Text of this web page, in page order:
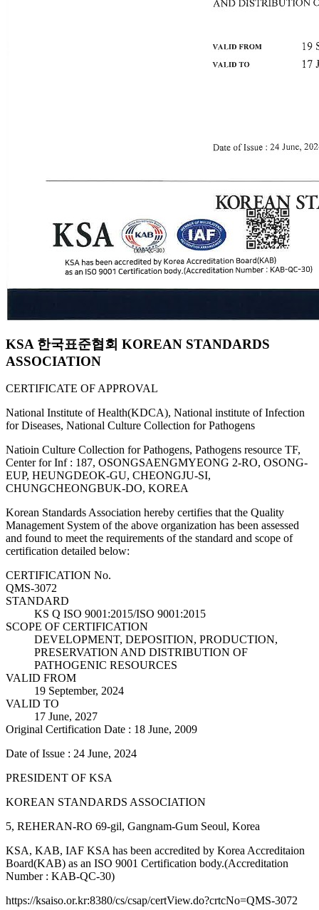
KSA 한국표준협회 KOREAN STANDARDS
ASSOCIATION
CERTIFICATE OF APPROVAL
National Institute of Health(KDCA), National institute of Infection
for Diseases, National Culture Collection for Pathogens
Natioin Culture Collection for Pathogens, Pathogens resource TF,
Center for Inf : 187, OSONGSAENGMYEONG 2-RO, OSONG-
EUP, HEUNGDEOK-GU, CHEONGJU-SI,
CHUNGCHEONGBUK-DO, KOREA
Korean Standards Association hereby certifies that the Quality
Management System of the above organization has been assessed
and found to meet the requirements of the standard and scope of
certification detailed below:
CERTIFICATION No.
QMS-3072
STANDARD
KS Q ISO 9001:2015/ISO 9001:2015
SCOPE OF CERTIFICATION
DEVELOPMENT, DEPOSITION, PRODUCTION,
PRESERVATION AND DISTRIBUTION OF
PATHOGENIC RESOURCES
VALID FROM
19 September, 2024
VALID TO
17 June, 2027
Original Certification Date : 18 June, 2009
Date of Issue : 24 June, 2024
PRESIDENT OF KSA
KOREAN STANDARDS ASSOCIATION
5, REHERAN-RO 69-gil, Gangnam-Gum Seoul, Korea
KSA, KAB, IAF KSA has been accredited by Korea Accreditaion
Board(KAB) as an ISO 9001 Certification body.(Accreditation
Number : KAB-QC-30)
https://ksaiso.or.kr:8380/cs/csap/certView.do?crtcNo=QMS-3072